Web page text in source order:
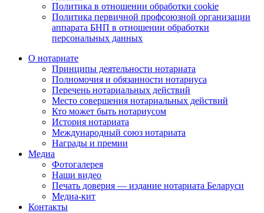
Политика в отношении обработки cookie
Политика первичной профсоюзной организации
аппарата БНП в отношении обработки
персональных данных
О нотариате
Принципы деятельности нотариата
Полномочия и обязанности нотариуса
Перечень нотариальных действий
Место совершения нотариальных действий
Кто может быть нотариусом
История нотариата
Международный союз нотариата
Награды и премии
Медиа
Фотогалерея
Наши видео
Печать доверия — издание нотариата Беларуси
Медиа-кит
Контакты